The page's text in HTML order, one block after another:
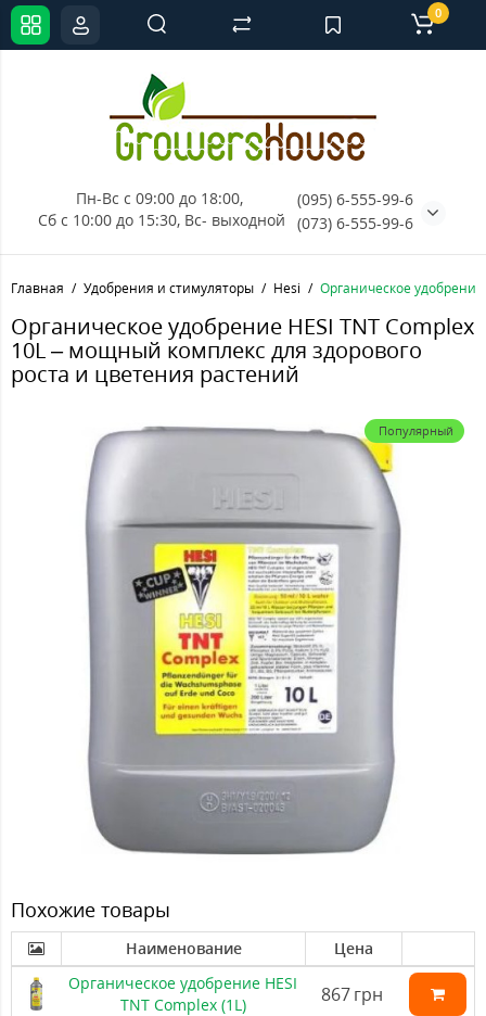
Пн-Вс с 09:00 до 18:00,
Сб с 10:00 до 15:30, Вс- выходной
(095) 6-555-99-6
(073) 6-555-99-6
0
Главная Удобрения и стимуляторы Hesi Органическое удобрение
Органическое удобрение HESI TNT Complex
10L – мощный комплекс для здорового
роста и цветения растений
Популярный
Похожие товары
Наименование
Цена
Органическое удобрение HESI
TNT Complex (1L)
867 грн